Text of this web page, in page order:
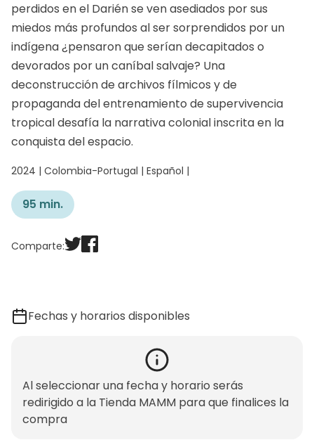
perdidos en el Darién se ven asediados por sus
miedos más profundos al ser sorprendidos por un
indígena ¿pensaron que serían decapitados o
devorados por un caníbal salvaje? Una
deconstrucción de archivos fílmicos y de
propaganda del entrenamiento de supervivencia
tropical desafía la narrativa colonial inscrita en la
conquista del espacio.
2024 | Colombia-Portugal | Español |
95 min.
Comparte:
Fechas y horarios disponibles
Al seleccionar una fecha y horario serás
redirigido a la Tienda MAMM para que finalices la
compra